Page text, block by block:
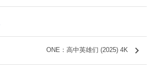
ONE：高中英雄们 (2025) 4K keyboard_arrow_right